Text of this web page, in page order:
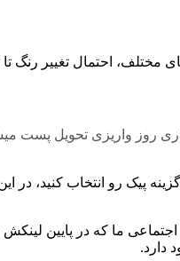
تغییر رنگ تا 15% وجود دارد.
روز واریزی تحویل پست
پیک رو انتخاب کنید،
ما که در پایین لینکش
دارد.